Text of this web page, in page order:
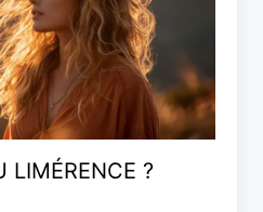
LIMÉRENCE ?